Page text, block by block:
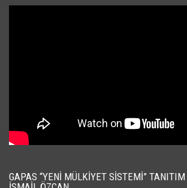
GAPAS “YENI MÜLKIYET SISTEMI”